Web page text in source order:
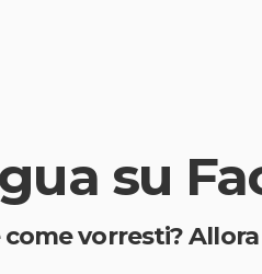
su
vorresti?